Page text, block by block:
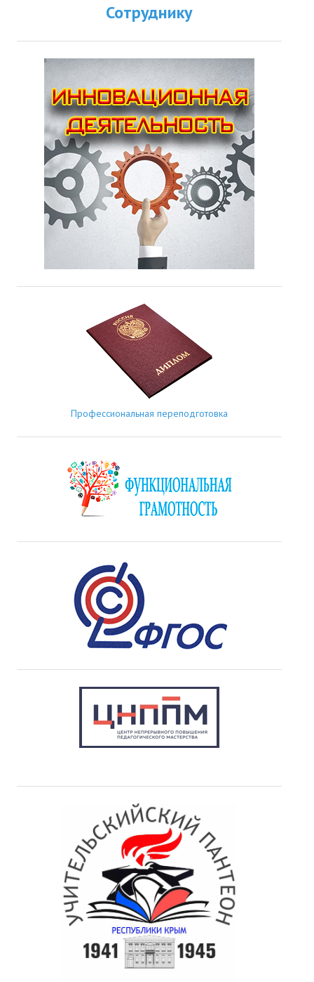
Сотруднику
Профессиональная переподготовка